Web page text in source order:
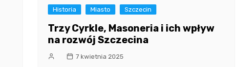
Historia Miasto Szczecin
Trzy Cyrkle, Masoneria i ich wpływ
na rozwój Szczecina
7 kwietnia 2025